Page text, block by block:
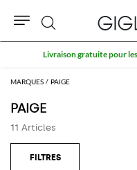
MARQUES PAIGE
PAIGE
11 Articles
Rechercher
Livraison gratuite pour